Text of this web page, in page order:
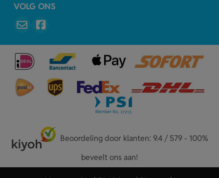
VOLG ONS
Beoordeling door klanten: 9.4 / 579 - 100%
beveelt ons aan!